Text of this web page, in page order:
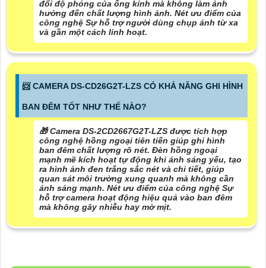
đổi độ phóng của ống kính mà không làm ảnh
hưởng đến chất lượng hình ảnh. Nét ưu điểm của
công nghệ Sự hỗ trợ người dùng chụp ảnh từ xa
và gần một cách linh hoạt.
📨 CAMERA DS-CD26G2T-LZS CÓ KHẢ NĂNG GHI HÌNH
BAN ĐÊM TỐT NHƯ THẾ NÀO?
🎁 Camera DS-2CD2667G2T-LZS được tích hợp
công nghệ hồng ngoại tiên tiến giúp ghi hình
ban đêm chất lượng rõ nét. Đèn hồng ngoại
mạnh mẽ kích hoạt tự động khi ánh sáng yếu, tạo
ra hình ảnh đen trắng sắc nét và chi tiết, giúp
quan sát môi trường xung quanh mà không cần
ánh sáng mạnh. Nét ưu điểm của công nghệ Sự
hỗ trợ camera hoạt động hiệu quả vào ban đêm
mà không gây nhiễu hay mờ mịt.